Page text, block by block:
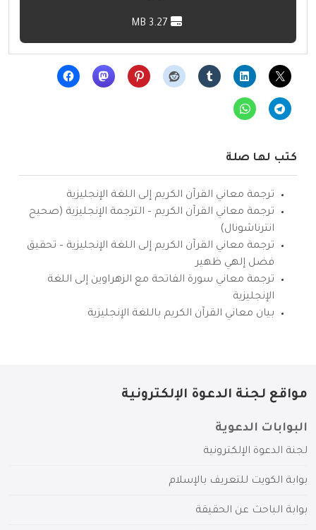
كتب لها صلة
ترجمة معاني القرآن الكريم إلى اللغة الإنجليزية
ترجمة معاني القرآن الكريم – الترجمة الإنجليزية (صحيح
انترناشونال)
ترجمة معاني القرآن الكريم إلى اللغة الإنجليزية – تحقيق
فضل إلهي ظهير
ترجمة معاني سورة الفاتحة مع الزهراوين إلى اللغة
الإنجليزية
بيان معاني القرآن الكريم باللغة الإنجليزية
مواقع لجنة الدعوة الإلكترونية
البوابات الدعوية
لجنة الدعوة الإلكترونية
بوابة الكويت للتعريف بالإسلام
بوابة الباحث عن الحقيقة